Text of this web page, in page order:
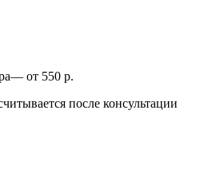
— от 550 р.
после консультации